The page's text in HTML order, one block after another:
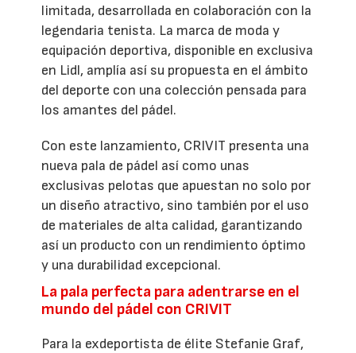
limitada, desarrollada en colaboración con la
legendaria tenista. La marca de moda y
equipación deportiva, disponible en exclusiva
en Lidl, amplía así su propuesta en el ámbito
del deporte con una colección pensada para
los amantes del pádel.
Con este lanzamiento, CRIVIT presenta una
nueva pala de pádel así como unas
exclusivas pelotas que apuestan no solo por
un diseño atractivo, sino también por el uso
de materiales de alta calidad, garantizando
así un producto con un rendimiento óptimo
y una durabilidad excepcional.
La pala perfecta para adentrarse en el
mundo del pádel con CRIVIT
Para la exdeportista de élite Stefanie Graf,